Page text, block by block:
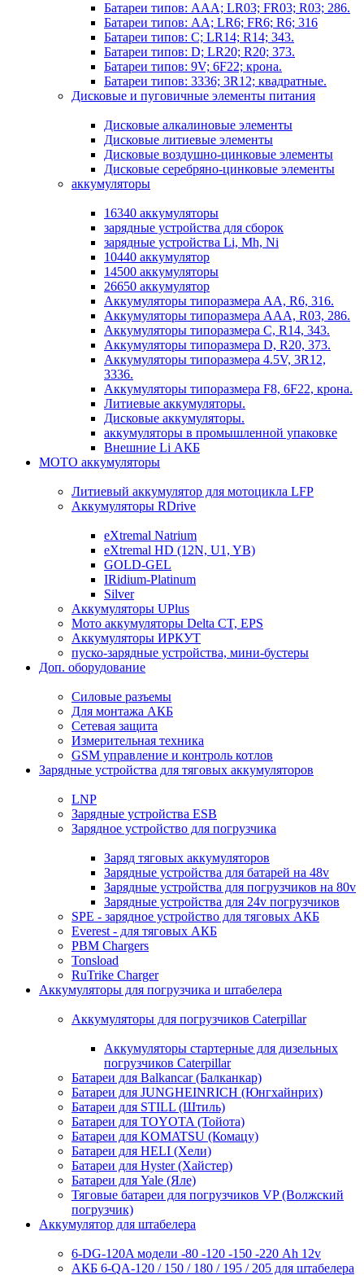
Батареи типов: AAA; LR03; FR03; R03; 286.
Батареи типов: AA; LR6; FR6; R6; 316
Батареи типов: C; LR14; R14; 343.
Батареи типов: D; LR20; R20; 373.
Батареи типов: 9V; 6F22; крона.
Батареи типов: 3336; 3R12; квадратные.
Дисковые и пуговичные элементы питания
Дисковые алкалиновые элементы
Дисковые литиевые элементы
Дисковые воздушно-цинковые элементы
Дисковые серебряно-цинковые элементы
аккумуляторы
16340 аккумуляторы
зарядные устройства для сборок
зарядные устройства Li, Mh, Ni
10440 аккумулятор
14500 аккумуляторы
26650 аккумулятор
Аккумуляторы типоразмера АА, R6, 316.
Аккумуляторы типоразмера ААА, R03, 286.
Аккумуляторы типоразмера С, R14, 343.
Аккумуляторы типоразмера D, R20, 373.
Аккумуляторы типоразмера 4.5V, 3R12,
3336.
Аккумуляторы типоразмера F8, 6F22, крона.
Литиевые аккумуляторы.
Дисковые аккумуляторы.
аккумуляторы в промышленной упаковке
Внешние Li АКБ
МОТО аккумуляторы
Литиевый аккумулятор для мотоцикла LFP
Аккумуляторы RDrive
eXtremal Natrium
eXtremal HD (12N, U1, YB)
GOLD-GEL
IRidium-Platinum
Silver
Аккумуляторы UPlus
Мото аккумуляторы Delta CT, EPS
Аккумуляторы ИРКУТ
пуско-зарядные устройства, мини-бустеры
Доп. оборудование
Силовые разъемы
Для монтажа АКБ
Сетевая защита
Измерительная техника
GSM управление и контроль котлов
Зарядные устройства для тяговых аккумуляторов
LNP
Зарядные устройства ESB
Зарядное устройство для погрузчика
Заряд тяговых аккумуляторов
Зарядные устройства для батарей на 48v
Зарядные устройства для погрузчиков на 80v
Зарядные устройства для 24v погрузчиков
SPE - зарядное устройство для тяговых АКБ
Everest - для тяговых АКБ
PBM Chargers
Tonsload
RuTrike Charger
Аккумуляторы для погрузчика и штабелера
Аккумуляторы для погрузчиков Caterpillar
Аккумуляторы стартерные для дизельных
погрузчиков Caterpillar
Батареи для Balkancar (Балканкар)
Батареи для JUNGHEINRICH (Юнгхайнрих)
Батареи для STILL (Штиль)
Батареи для TOYOTA (Тойота)
Батареи для KOMATSU (Комацу)
Батареи для HELI (Хели)
Батареи для Hyster (Хайстер)
Батареи для Yale (Яле)
Тяговые батареи для погрузчиков VP (Волжский
погрузчик)
Аккумулятор для штабелера
6-DG-120A модели -80 -120 -150 -220 Ah 12v
АКБ 6-QA-120 / 150 / 180 / 195 / 205 для штабелера